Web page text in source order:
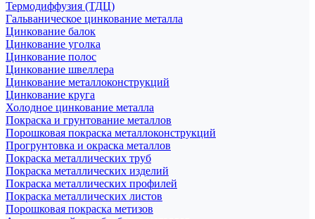
Термодиффузия (ТДЦ)
Гальваническое цинкование металла
Цинкование балок
Цинкование уголка
Цинкование полос
Цинкование швеллера
Цинкование металлоконструкций
Цинкование круга
Холодное цинкование металла
Покраска и грунтование металлов
Порошковая покраска металлоконструкций
Прогрунтовка и окраска металлов
Покраска металлических труб
Покраска металлических изделий
Покраска металлических профилей
Покраска металлических листов
Порошковая покраска метизов